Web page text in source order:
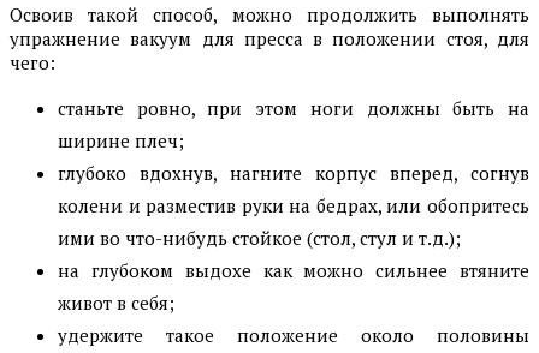
Освоив такой способ, можно продолжить выполнять
упражнение вакуум для пресса в положении стоя, для
чего:
станьте ровно, при этом ноги должны быть на
ширине плеч;
глубоко вдохнув, нагните корпус вперед, согнув
колени и разместив руки на бедрах, или обопритесь
ими во что-нибудь стойкое (стол, стул и т.д.);
на глубоком выдохе как можно сильнее втяните
живот в себя;
удержите такое положение около половины